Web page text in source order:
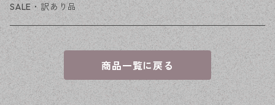
穴なし
発送ボックス
アクセサリー台紙
OPP袋
SALE・訳あり品
商品一覧に戻る